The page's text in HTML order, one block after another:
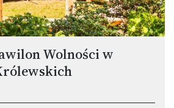
Wolności w